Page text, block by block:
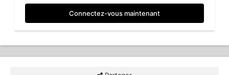
Connectez-vous maintenant